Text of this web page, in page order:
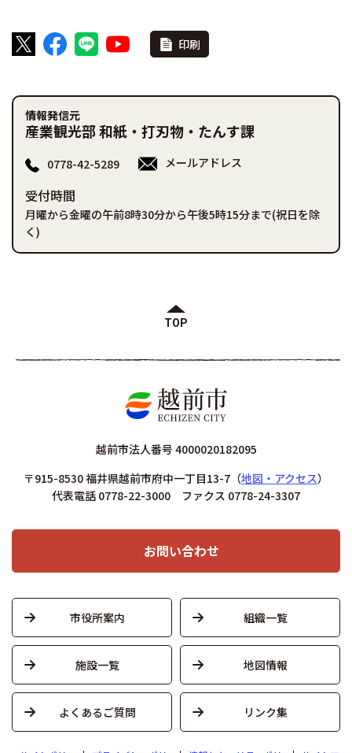
印刷
情報発信元
産業観光部 和紙・打刃物・たんす課
0778-42-5289 メールアドレス
受付時間
月曜から金曜の午前8時30分から午後5時15分まで(祝日を除
く)
TOP
越前市法人番号 4000020182095
〒915-8530 福井県越前市府中一丁目13-7 （地図・アクセス）
代表電話 0778-22-3000 ファクス 0778-24-3307
お問い合わせ
市役所案内 組織一覧
施設一覧 地図情報
よくあるご質問 リンク集